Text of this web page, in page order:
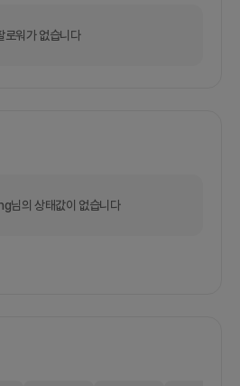
로워가 없습니다
님의 상태값이 없습니다